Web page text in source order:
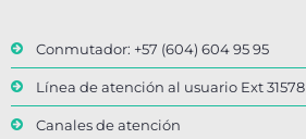
Conmutador: +57 (604) 604 95 95
Línea de atención al usuario Ext 31578
Canales de atención